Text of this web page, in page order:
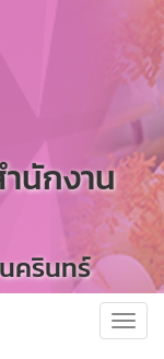
นักงาน
ครินทร์